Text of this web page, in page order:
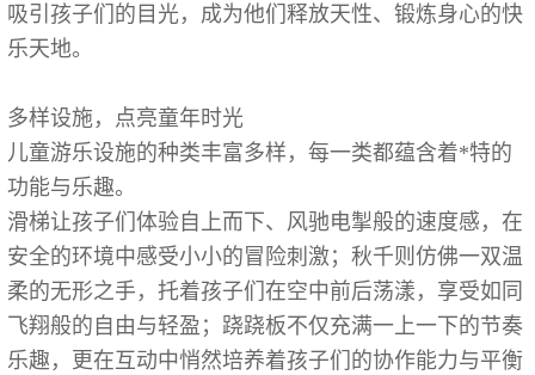
吸引孩子们的目光，成为他们释放天性、锻炼身心的快
乐天地。
多样设施，点亮童年时光
儿童游乐设施的种类丰富多样，每一类都蕴含着*特的
功能与乐趣。
滑梯让孩子们体验自上而下、风驰电掣般的速度感，在
安全的环境中感受小小的冒险刺激；秋千则仿佛一双温
柔的无形之手，托着孩子们在空中前后荡漾，享受如同
飞翔般的自由与轻盈；跷跷板不仅充满一上一下的节奏
乐趣，更在互动中悄然培养着孩子们的协作能力与平衡